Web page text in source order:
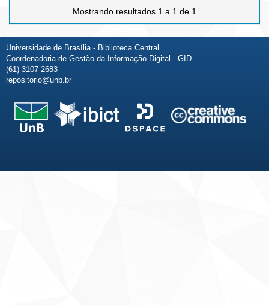
Mostrando resultados 1 a 1 de 1
Universidade de Brasília - Biblioteca Central
Coordenadoria de Gestão da Informação Digital - GID
(61) 3107-2683
repositorio@unb.br